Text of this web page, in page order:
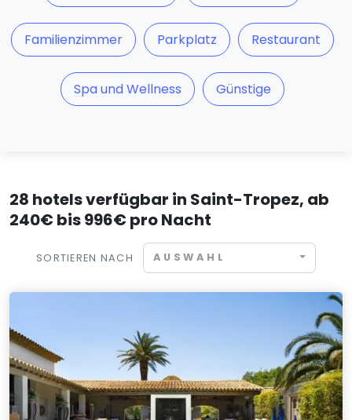
Familienzimmer Parkplatz Restaurant
Spa und Wellness Günstige
28 hotels verfügbar in Saint-Tropez, ab
240€ bis 996€ pro Nacht
SORTIEREN NACH AUSWAHL